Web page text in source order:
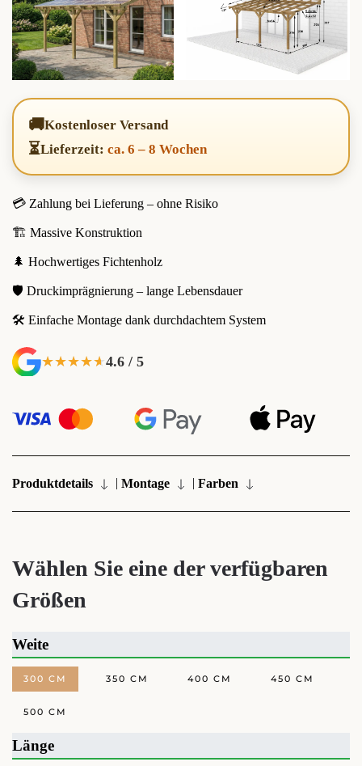
🚚Kostenloser Versand
⏳Lieferzeit: ca. 6 – 8 Wochen
💳 Zahlung bei Lieferung – ohne Risiko
🏗️ Massive Konstruktion
🌲 Hochwertiges Fichtenholz
🛡️ Druckimprägnierung – lange Lebensdauer
🛠️ Einfache Montage dank durchdachtem System
★★★★★
★★★★★4.6 / 5
Produktdetails | Montage | Farben
Wählen Sie eine der verfügbaren
Größen
Weite
300 CM 350 CM 400 CM 450 CM
500 CM
Länge